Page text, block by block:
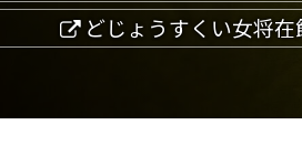
どじょうすくい女将在